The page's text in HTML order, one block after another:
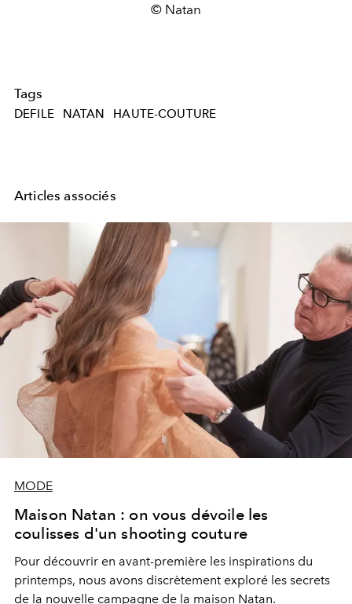
© Natan
Tags
DEFILE NATAN HAUTE-COUTURE
Articles associés
MODE
Maison Natan : on vous dévoile les
coulisses d'un shooting couture
Pour découvrir en avant-première les inspirations du
printemps, nous avons discrètement exploré les secrets
de la nouvelle campagne de la maison Natan.